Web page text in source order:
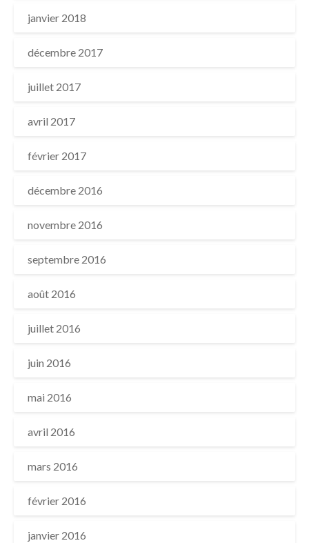
janvier 2018
décembre 2017
juillet 2017
avril 2017
février 2017
décembre 2016
novembre 2016
septembre 2016
août 2016
juillet 2016
juin 2016
mai 2016
avril 2016
mars 2016
février 2016
janvier 2016